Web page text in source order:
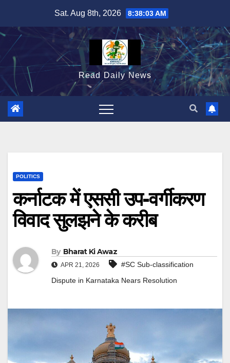
content
Sat. Aug 8th, 2026 8:38:04 AM
Read Daily News
POLITICS
कर्नाटक में एससी उप-वर्गीकरण
विवाद सुलझने के करीब
By Bharat Ki Awaz
APR 21, 2026
#SC Sub-classification
Dispute in Karnataka Nears Resolution